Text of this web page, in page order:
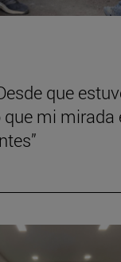
que
mi mirada